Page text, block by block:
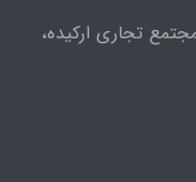
تجاری ارکیده،